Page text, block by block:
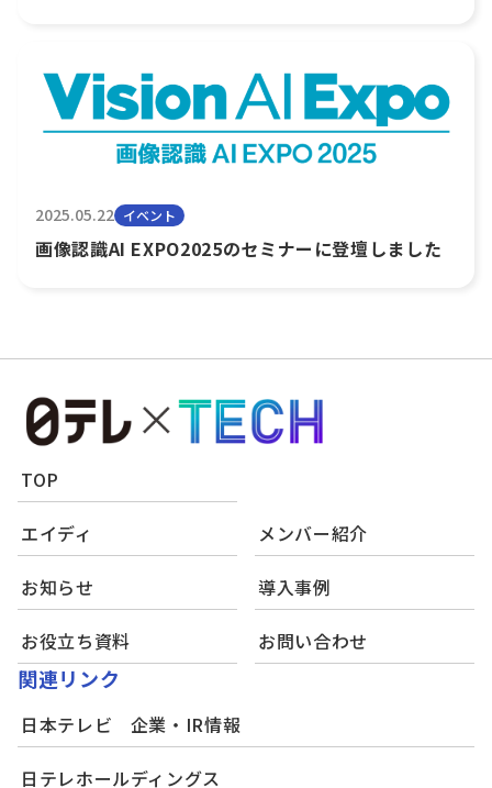
2025.05.22 イベント
画像認識AI EXPO2025のセミナーに登壇しました
TOP
エイディ メンバー紹介
お知らせ 導入事例
お役立ち資料 お問い合わせ
関連リンク
日本テレビ 企業・IR情報
日テレホールディングス